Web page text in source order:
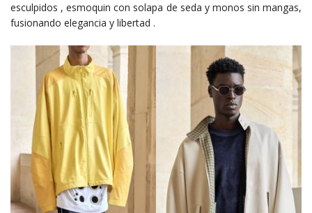
esculpidos , esmoquin con solapa de seda y monos sin mangas,
fusionando elegancia y libertad .